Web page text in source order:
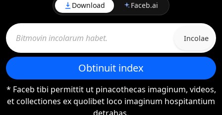
Download Faceb.ai
Incolae
Obtinuit index
* Faceb tibi permittit ut pinacothecas imaginum, videos,
et collectiones ex quolibet loco imaginum hospitantium